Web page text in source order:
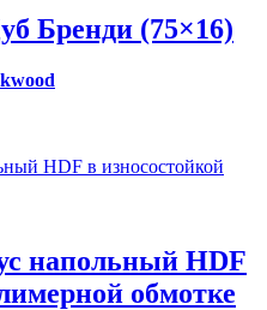
Бренди (75×16)
напольный HDF
обмотке